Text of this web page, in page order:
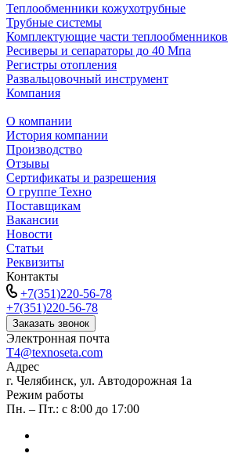
Теплообменники кожухотрубные
Трубные системы
Комплектующие части теплообменников
Ресиверы и сепараторы до 40 Мпа
Регистры отопления
Развальцовочный инструмент
Компания
О компании
История компании
Производство
Отзывы
Сертификаты и разрешения
О группе Техно
Поставщикам
Вакансии
Новости
Статьи
Реквизиты
Контакты
+7(351)220-56-78
+7(351)220-56-78
Заказать звонок
Электронная почта
T4@texnoseta.com
Адрес
г. Челябинск, ул. Автодорожная 1а
Режим работы
Пн. – Пт.: с 8:00 до 17:00